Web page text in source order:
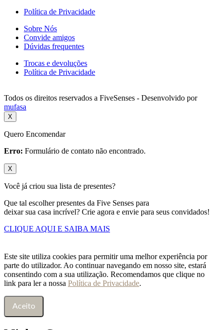
Política de Privacidade
Sobre Nós
Convide amigos
Dúvidas frequentes
Trocas e devoluções
Política de Privacidade
Todos os direitos reservados a FiveSenses - Desenvolvido por
mufasa
X
Quero Encomendar
Erro: Formulário de contato não encontrado.
X
Você já criou sua lista de presentes?
Que tal escolher presentes da Five Senses para
deixar sua casa incrível? Crie agora e envie para seus convidados!
CLIQUE AQUI E SAIBA MAIS
Este site utiliza cookies para permitir uma melhor experiência por
parte do utilizador. Ao continuar navegando em nosso site, estará
consentindo com a sua utilização. Recomendamos que clique no
link para ler a nossa Política de Privacidade.
Aceito